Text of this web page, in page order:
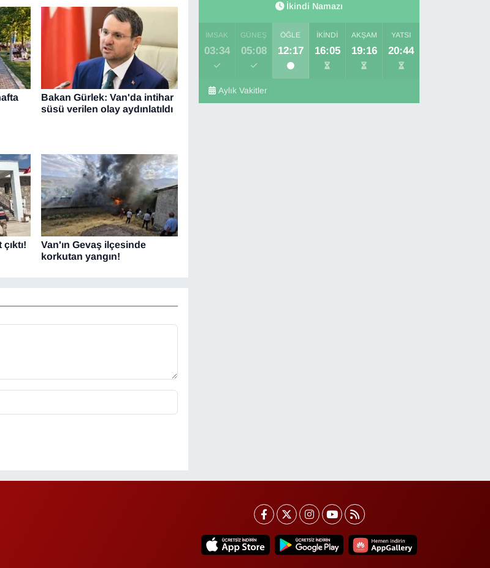
Bakan Gürlek: Van'da intihar
süsü verilen olay aydınlatıldı
Van'ın Gevaş ilçesinde
korkutan yangın!
İkindi Namazı
İMSAK
03:34
GÜNEŞ
05:08
ÖĞLE
12:17
İKINDI
16:05
AKŞAM
19:16
YATSI
20:44
Aylık Vakitler